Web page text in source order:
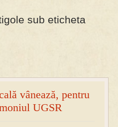
sub eticheta
vânează, pentru
UGSR